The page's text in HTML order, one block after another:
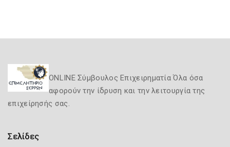
ONLINE Σύμβουλος Επιχειρηματία Όλα όσα
αφορούν την ίδρυση και την λειτουργία της
επιχείρησής σας.
Σελίδες